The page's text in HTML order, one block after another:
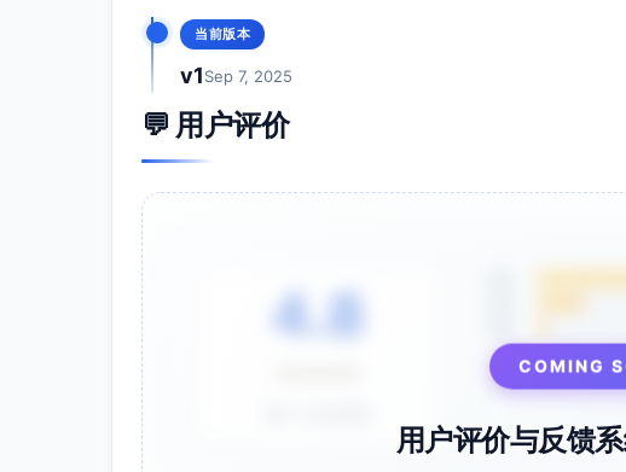
当前版本
v1Sep 7, 2025
💬 用户评价
4.8
COMING
用户评价与反馈